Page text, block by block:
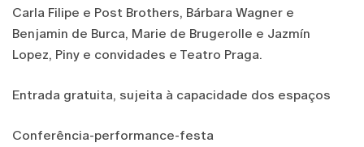
Carla Filipe e Post Brothers, Bárbara Wagner e
Benjamin de Burca, Marie de Brugerolle e Jazmín
Lopez, Piny e convidades e Teatro Praga.
Entrada gratuita, sujeita à capacidade dos espaços
Conferência-performance-festa